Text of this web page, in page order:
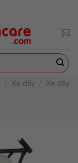
/ Xe đẩy / Xe đẩy